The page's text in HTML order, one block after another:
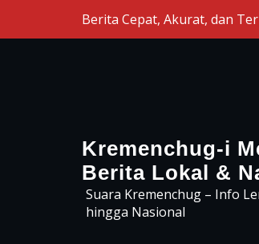
Skip to the contentBerita Cepat, Akurat, dan
Kremenchug-i
Berita Lokal &
Suara Kremenchug – Info
hingga Nasional